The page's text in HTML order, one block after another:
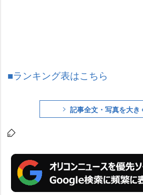
■ランキング表はこちら
記事全文・写真を大き